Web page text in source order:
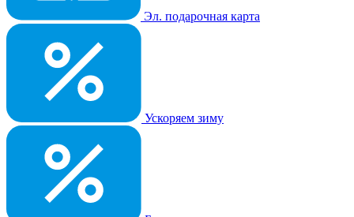
Эл. подарочная карта
Ускоряем зиму